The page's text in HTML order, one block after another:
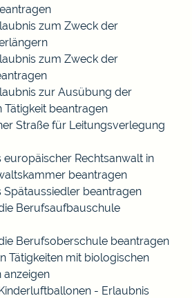
zum Zweck der
zum Zweck der
zur Ausübung der
Tätigkeit beantragen
Straße für Leitungsverlegung
europäischer Rechtsanwalt in
beantragen
Spätaussiedler beantragen
Berufsaufbauschule
Berufsoberschule beantragen
Tätigkeiten mit biologischen
anzeigen
- Erlaubnis